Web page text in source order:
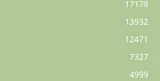
17178
13932
12471
7327
4999